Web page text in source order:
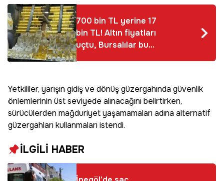
700 bin TL yerine 17
bin TL! Altın fiyatları
uçtu, Bursalılar bu
ürüne yöneldi:
Yetkililer, yarışın gidiş ve dönüş güzergahında güvenlik
önlemlerinin üst seviyede alınacağını belirtirken,
sürücülerden mağduriyet yaşamamaları adına alternatif
güzergahları kullanmaları istendi.
İLGİLİ HABER